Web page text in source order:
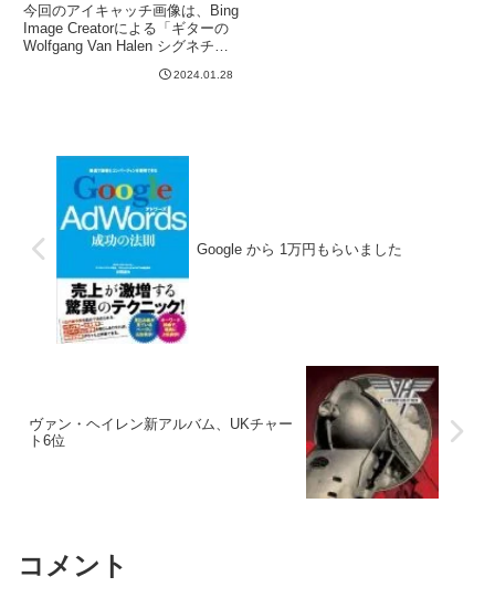
今回のアイキャッチ画像は、Bing
Image Creatorによる「ギターの
Wolfgang Van Halen シグネチャ
絵。」です。塗装がゴッホ風にな
2024.01.28
Google から 1万円もらいました
ヴァン・ヘイレン新アルバム、UKチャー
ト6位
コメント